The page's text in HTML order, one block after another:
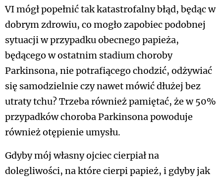
VI mógł popełnić tak katastrofalny błąd, będąc w
dobrym zdrowiu, co mogło zapobiec podobnej
sytuacji w przypadku obecnego papieża,
będącego w ostatnim stadium choroby
Parkinsona, nie potrafiącego chodzić, odżywiać
się samodzielnie czy nawet mówić dłużej bez
utraty tchu? Trzeba również pamiętać, że w 50%
przypadków choroba Parkinsona powoduje
również otępienie umysłu.
Gdyby mój własny ojciec cierpiał na
dolegliwości, na które cierpi papież, i gdyby jak